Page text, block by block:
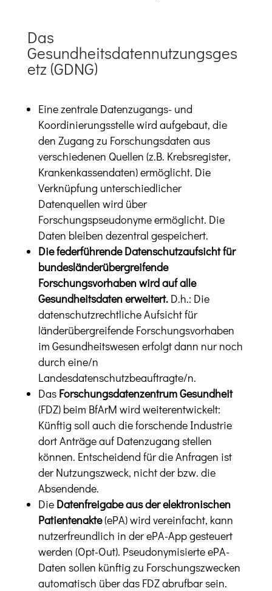
Das
Gesundheitsdatennutzungsges
etz (GDNG)
Eine zentrale Datenzugangs- und
Koordinierungsstelle wird aufgebaut, die
den Zugang zu Forschungsdaten aus
verschiedenen Quellen (z.B. Krebsregister,
Krankenkassendaten) ermöglicht. Die
Verknüpfung unterschiedlicher
Datenquellen wird über
Forschungspseudonyme ermöglicht. Die
Daten bleiben dezentral gespeichert.
Die federführende Datenschutzaufsicht für
bundesländerübergreifende
Forschungsvorhaben wird auf alle
Gesundheitsdaten erweitert.D.h.: Die
datenschutzrechtliche Aufsicht für
länderübergreifende Forschungsvorhaben
im Gesundheitswesen erfolgt dann nur noch
durch eine/n
Landesdatenschutzbeauftragte/n.
Das Forschungsdatenzentrum Gesundheit
(FDZ) beim BfArM wird weiterentwickelt:
Künftig soll auch die forschende Industrie
dort Anträge auf Datenzugang stellen
können. Entscheidend für die Anfragen ist
der Nutzungszweck, nicht der bzw. die
Absendende.
Die Datenfreigabe aus der elektronischen
Patientenakte(ePA) wird vereinfacht, kann
nutzerfreundlich in der ePA-App gesteuert
werden (Opt-Out). Pseudonymisierte ePA-
Daten sollen künftig zu Forschungszwecken
automatisch über das FDZ abrufbar sein.